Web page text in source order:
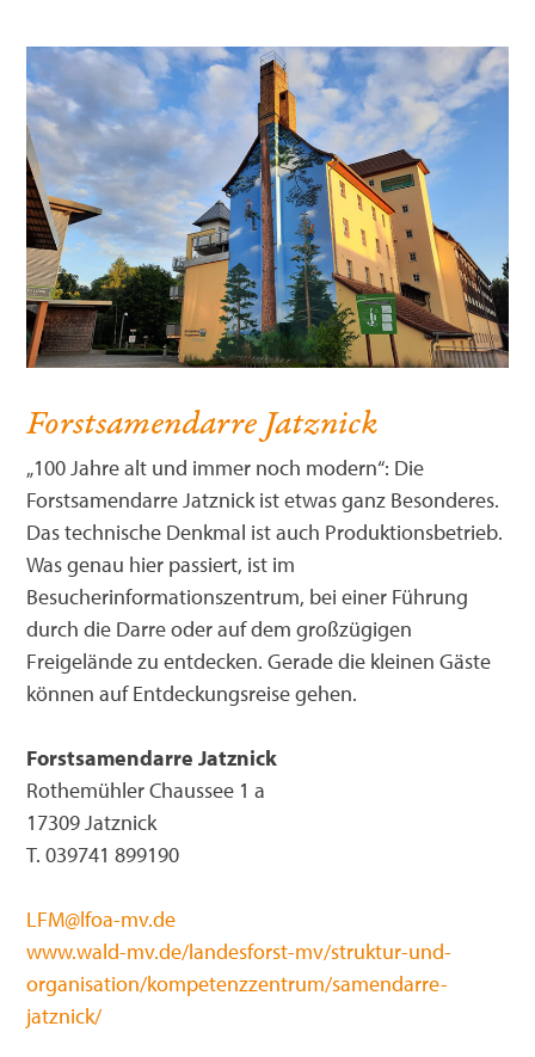
Forstsamendarre Jatznick
„100 Jahre alt und immer noch modern“: Die
Forstsamendarre Jatznick ist etwas ganz Besonderes.
Das technische Denkmal ist auch Produktionsbetrieb.
Was genau hier passiert, ist im
Besucherinformationszentrum, bei einer Führung
durch die Darre oder auf dem großzügigen
Freigelände zu entdecken. Gerade die kleinen Gäste
können auf Entdeckungsreise gehen.
Forstsamendarre Jatznick
Rothemühler Chaussee 1 a
17309 Jatznick
T. 039741 899190
LFM@lfoa-mv.de
www.wald-mv.de/landesforst-mv/struktur-und-
organisation/kompetenzzentrum/samendarre-
jatznick/